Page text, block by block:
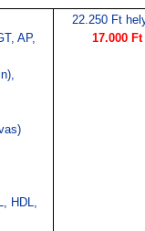
AP,
HDL,
22.250 Ft
17.000 Ft